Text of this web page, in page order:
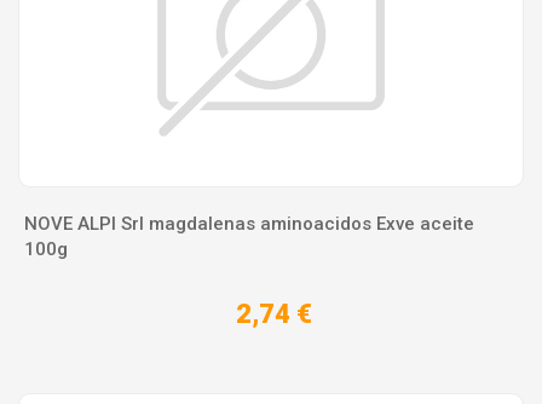
NOVE ALPI Srl magdalenas aminoacidos Exve aceite
100g
2,74 €